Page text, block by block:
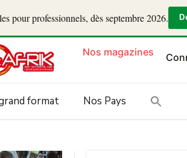
professionnels, dès septembre 2026.
Nos magazines
format Nos Pays